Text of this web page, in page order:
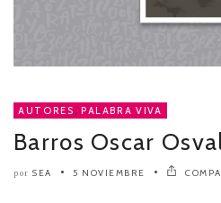
AUTORES , PALABRA VIVA
Barros Oscar
por SEA 5 NOVIEMBRE